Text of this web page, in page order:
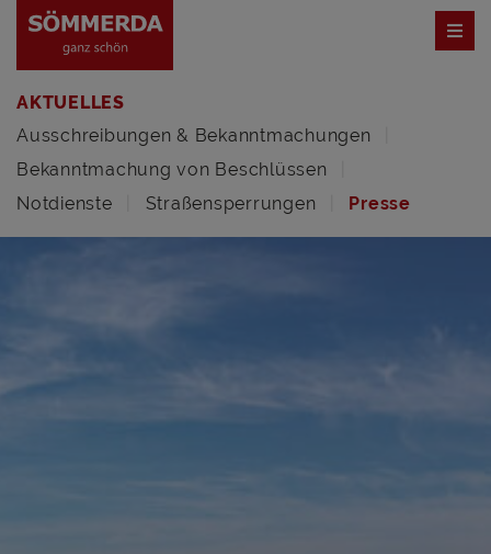
AKTUELLES
Ausschreibungen & Bekanntmachungen
Bekanntmachung von Beschlüssen
Notdienste
Straßensperrungen Presse